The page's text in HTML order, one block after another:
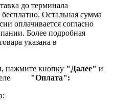
до терминала
Остальная сумма
оплачивается согласно
Более подробная
указана в
нажмите кнопку "Далее" и
"Оплата":